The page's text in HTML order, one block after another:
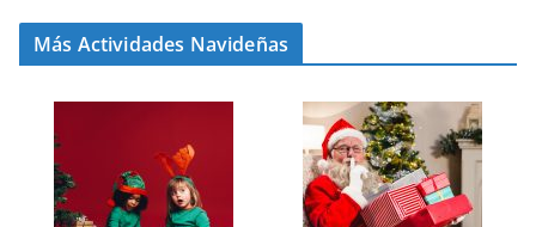
Más Actividades Navideñas